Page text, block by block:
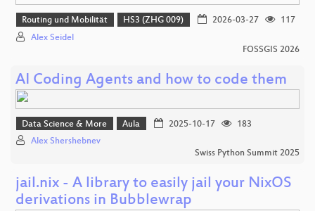
Routing und Mobilität HS3 (ZHG 009) 2026-03-27
117
Alex Seidel
FOSSGIS 2026
AI Coding Agents and how to code them
Data Science & More Aula 2025-10-17
183
Alex Shershebnev
Swiss Python Summit 2025
jail.nix - A library to easily jail your NixOS
derivations in Bubblewrap